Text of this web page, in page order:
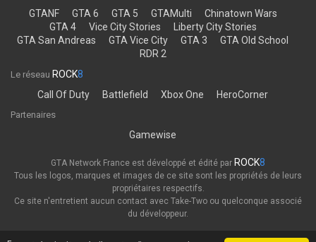
GTANF GTA 6 GTA 5 GTAMulti
Chinatown Wars
GTA 4
Vice City Stories
Liberty City Stories
GTA San Andreas
GTA Vice City GTA 3
GTA Old School
RDR 2
Le réseau ROCK8
Call Of Duty
Battlefield Xbox One HeroCorner
Partenaires
Gamewise
GTA Network France est développé et édité par ROCK8
Tous les logos, marques et images de ce site sont les propriétés de leurs
propriétaires respectifs.
Ce site n'entretient aucun contact avec Take-Two ou quelconque associé
du développeur.